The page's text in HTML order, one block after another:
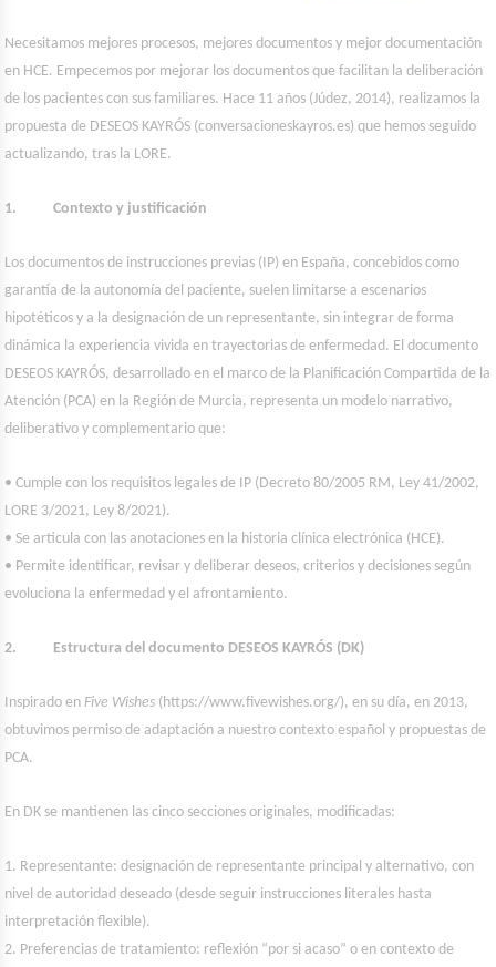
Necesitamos mejores procesos, mejores documentos y mejor documentación
en HCE. Empecemos por mejorar los documentos que facilitan la deliberación
de los pacientes con sus familiares. Hace 11 años (Júdez, 2014), realizamos la
propuesta de DESEOS KAYRÓS (conversacioneskayros.es) que hemos seguido
actualizando, tras la LORE.
1. Contexto y justificación
Los documentos de instrucciones previas (IP) en España, concebidos como
garantía de la autonomía del paciente, suelen limitarse a escenarios
hipotéticos y a la designación de un representante, sin integrar de forma
dinámica la experiencia vivida en trayectorias de enfermedad. El documento
DESEOS KAYRÓS, desarrollado en el marco de la Planificación Compartida de la
Atención (PCA) en la Región de Murcia, representa un modelo narrativo,
deliberativo y complementario que:
• Cumple con los requisitos legales de IP (Decreto 80/2005 RM, Ley 41/2002,
LORE 3/2021, Ley 8/2021).
• Se articula con las anotaciones en la historia clínica electrónica (HCE).
• Permite identificar, revisar y deliberar deseos, criterios y decisiones según
evoluciona la enfermedad y el afrontamiento.
2. Estructura del documento DESEOS KAYRÓS (DK)
Inspirado enFive Wishes (https://www.fivewishes.org/), en su día, en 2013,
obtuvimos permiso de adaptación a nuestro contexto español y propuestas de
PCA.
En DK se mantienen las cinco secciones originales, modificadas:
1. Representante: designación de representante principal y alternativo, con
nivel de autoridad deseado (desde seguir instrucciones literales hasta
interpretación flexible).
2. Preferencias de tratamiento: reflexión “por si acaso” o en contexto de